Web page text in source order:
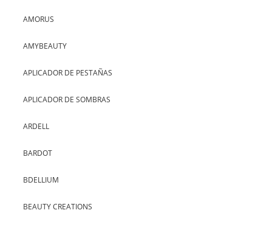
AMORUS
AMYBEAUTY
APLICADOR DE PESTAÑAS
APLICADOR DE SOMBRAS
ARDELL
BARDOT
BDELLIUM
BEAUTY CREATIONS